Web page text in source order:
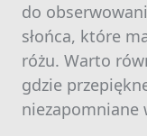
do
słońca, które
różu. Warto
gdzie
niezapomniane